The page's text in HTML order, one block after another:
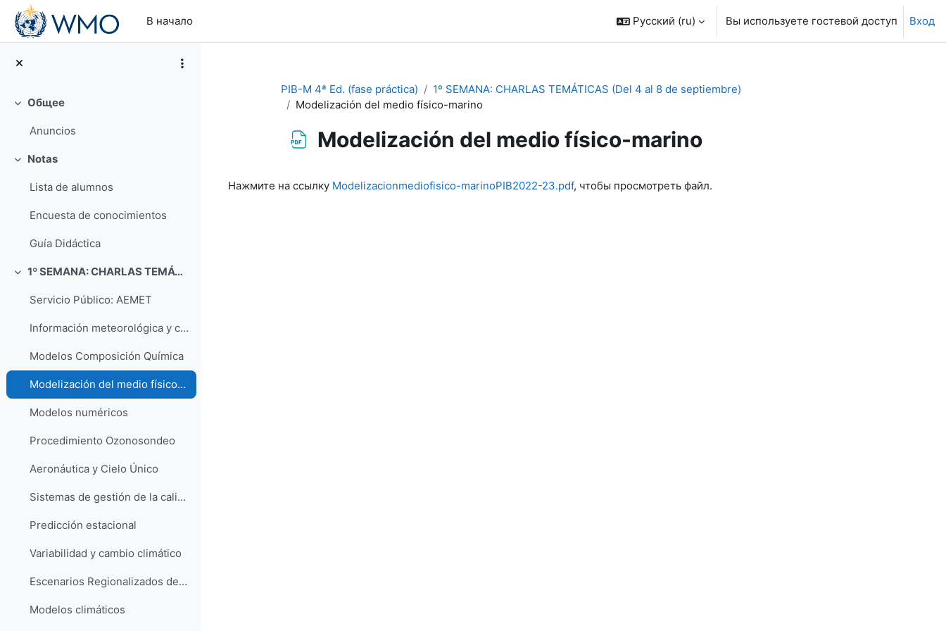
Перейти к основному содержанию
В начало
Русский ‎(ru)‎ Вы используете гостевой доступ Вход
Свернуть
Общее
Anuncios
Свернуть
Notas
Lista de alumnos
Encuesta de conocimientos
Guía Didáctica
Свернуть 1º SEMANA: CHARLAS TEMÁTICAS (Del 4 al 8 de septiembre)
Servicio Público: AEMET
Información meteorológica y climatológica
Modelos Composición Química
Modelización del medio físico-marino
Modelos numéricos
Procedimiento Ozonosondeo
Aeronáutica y Cielo Único
Sistemas de gestión de la calidad ISO 9001
Predicción estacional
Variabilidad y cambio climático
Escenarios Regionalizados de Cambio Climático
Modelos climáticos
PIB-M 4ª Ed. (fase práctica)
1º SEMANA: CHARLAS TEMÁTICAS (Del 4 al 8 de septiembre)
Modelización del medio físico-marino
Modelización del medio físico-marino
Нажмите на ссылку Modelizacionmediofisico-marinoPIB2022-23.pdf, чтобы просмотреть файл.